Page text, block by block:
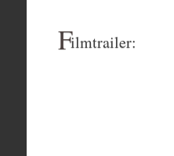
Filmtrailer: